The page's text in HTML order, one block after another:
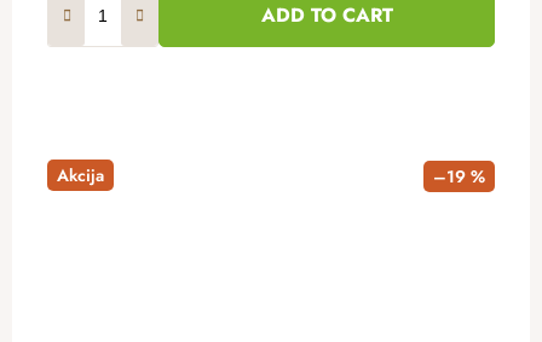
ADD TO CART
Akcija –19 %